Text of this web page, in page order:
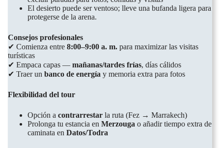
El desierto puede ser ventoso; lleve una bufanda ligera para
protegerse de la arena.
Consejos profesionales
✔ Comienza entre 8:00–9:00 a. m. para maximizar las visitas
turísticas
✔ Empaca capas — mañanas/tardes frías, días cálidos
✔ Traer un banco de energía y memoria extra para fotos
Flexibilidad del tour
Opción a contrarrestar la ruta (Fez → Marrakech)
Prolonga tu estancia en Merzouga o añadir tiempo extra de
caminata en Datos/Todra